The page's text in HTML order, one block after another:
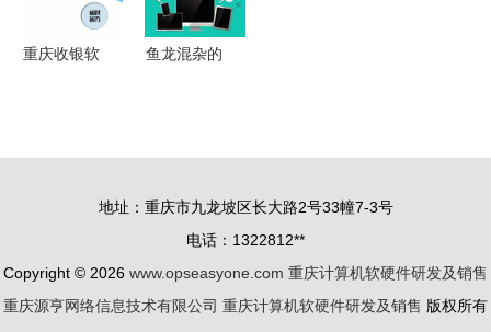
研发及销售
新篇章
重庆收银软
鱼龙混杂的
雄
地址：重庆市九龙坡区长大路2号33幢7-3号
电话：1322812**
Copyright © 2026 www.opseasyone.com 重庆计算机软硬件研发及销售
重庆源亨网络信息技术有限公司 重庆计算机软硬件研发及销售 版权所有